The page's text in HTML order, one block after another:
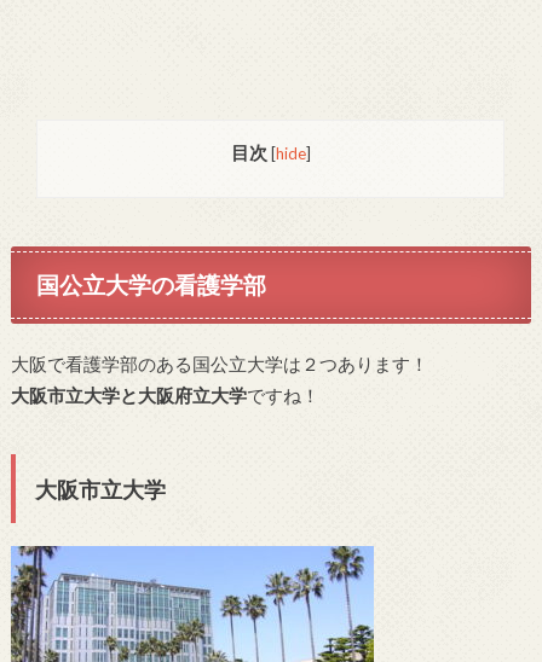
目次 [hide]
国公立大学の看護学部
大阪で看護学部のある国公立大学は２つあります！
大阪市立大学と大阪府立大学ですね！
大阪市立大学